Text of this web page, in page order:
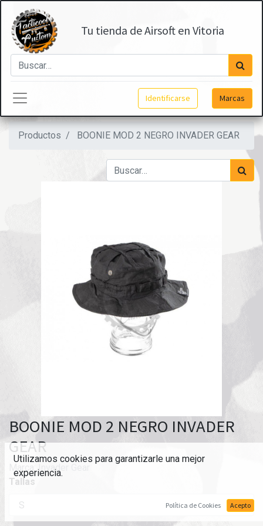
Tu tienda de Airsoft en Vitoria
Identificarse Marcas
Productos BOONIE MOD 2 NEGRO INVADER GEAR
BOONIE MOD 2 NEGRO INVADER
GEAR
Marca:Invader Gear
Tallas
Utilizamos cookies para garantizarle una mejor
experiencia.
Política de Cookies Acepto